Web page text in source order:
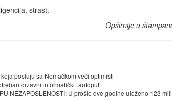
strast.
Opširnije u
posluju sa Nemačkom veći optimisti
državni informatički „autoput”
NEZAPOSLENOSTI: U prošle dve godine uloženo 123